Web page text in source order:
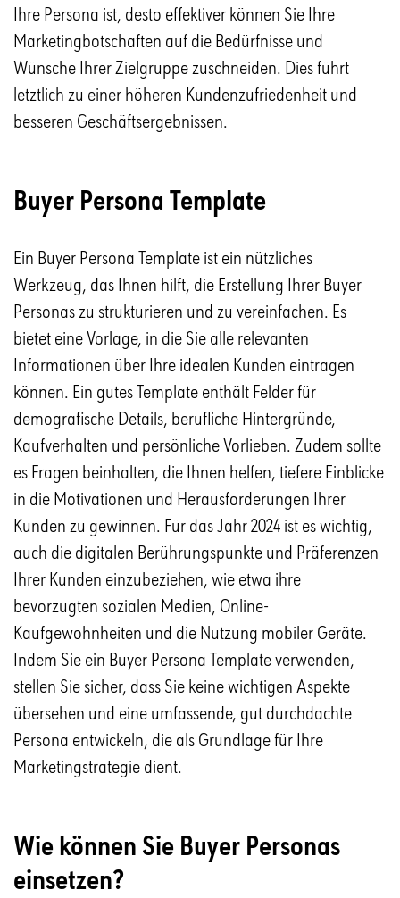
Ihre Persona ist, desto effektiver können Sie Ihre
Marketingbotschaften auf die Bedürfnisse und
Wünsche Ihrer Zielgruppe zuschneiden. Dies führt
letztlich zu einer höheren Kundenzufriedenheit und
besseren Geschäftsergebnissen.
Buyer Persona Template
Ein Buyer Persona Template ist ein nützliches
Werkzeug, das Ihnen hilft, die Erstellung Ihrer Buyer
Personas zu strukturieren und zu vereinfachen. Es
bietet eine Vorlage, in die Sie alle relevanten
Informationen über Ihre idealen Kunden eintragen
können. Ein gutes Template enthält Felder für
demografische Details, berufliche Hintergründe,
Kaufverhalten und persönliche Vorlieben. Zudem sollte
es Fragen beinhalten, die Ihnen helfen, tiefere Einblicke
in die Motivationen und Herausforderungen Ihrer
Kunden zu gewinnen. Für das Jahr 2024 ist es wichtig,
auch die digitalen Berührungspunkte und Präferenzen
Ihrer Kunden einzubeziehen, wie etwa ihre
bevorzugten sozialen Medien, Online-
Kaufgewohnheiten und die Nutzung mobiler Geräte.
Indem Sie ein Buyer Persona Template verwenden,
stellen Sie sicher, dass Sie keine wichtigen Aspekte
übersehen und eine umfassende, gut durchdachte
Persona entwickeln, die als Grundlage für Ihre
Marketingstrategie dient.
Wie können Sie Buyer Personas
einsetzen?